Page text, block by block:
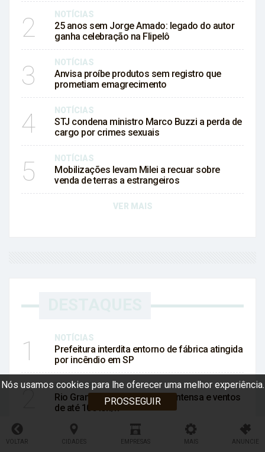
Nós usamos cookies para lhe oferecer uma melhor experiência.
PROSSEGUIR
2 NOTÍCIAS
25 anos sem Jorge Amado: legado do autor
ganha celebração na Flipelô
3 NOTÍCIAS
Anvisa proíbe produtos sem registro que
prometiam emagrecimento
4 NOTÍCIAS
STJ condena ministro Marco Buzzi a perda de
cargo por crimes sexuais
5 NOTÍCIAS
Mobilizações levam Milei a recuar sobre
venda de terras a estrangeiros
VER MAIS
1 NOTÍCIAS
Prefeitura interdita entorno de fábrica atingida
por incêndio em SP
2 NOTÍCIAS
Rio Grande do Sul terá chuva intensa e ventos
de até 100 km/h
NOTÍCIAS
Brasil rebaixa relação com Argentina após
VOLTAR CIDADES EMPRESAS MAIS ANUNCIE